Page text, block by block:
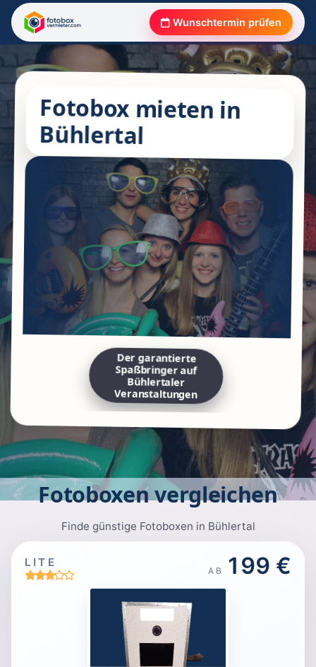
Wunschtermin prüfen
Fotobox mieten in
Bühlertal
Der garantierte
Spaßbringer auf
Bühlertaler
Veranstaltungen
Fotoboxen vergleichen
Finde günstige Fotoboxen in Bühlertal
LITE
AB 199 €